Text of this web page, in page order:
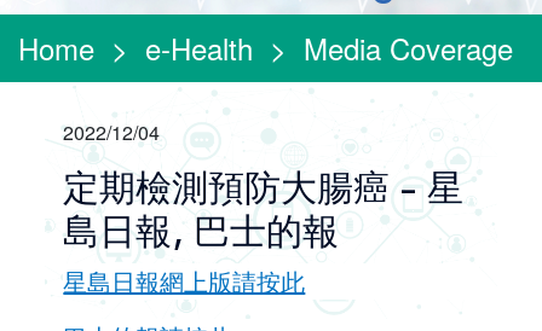
Home > e-Health > Media Coverage
2022/12/04
定期檢測預防大腸癌 - 星
島日報, 巴士的報
星島日報網上版請按此